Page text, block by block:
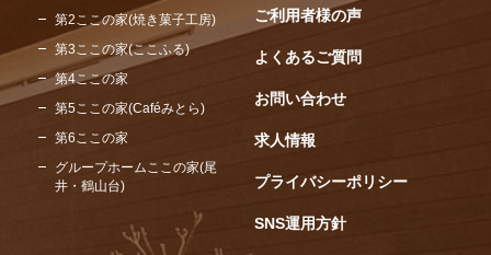
第2ここの家(焼き菓子工房)
第3ここの家(ここふる)
第4ここの家
第5ここの家(Caféみとら)
第6ここの家
グループホームここの家(尾
井・鶴山台)
ご利用者様の声
よくあるご質問
お問い合わせ
求人情報
プライバシーポリシー
SNS運用方針